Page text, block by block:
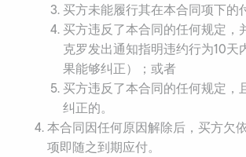
买方未能履行其在本合同项下的
买方违反了本合同的任何规定，
克罗发出通知指明违约行为10天
果能够纠正）；或者
买方违反了本合同的任何规定，
纠正的。
本合同因任何原因解除后，买方欠
项即随之到期应付。